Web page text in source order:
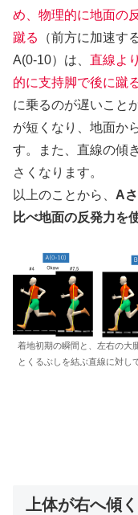
め、物理的に地面の
蹴る
（前方に加速す
A(0-10）は、 直線よ
的に支持脚で後に蹴
に乗るのが遅いこと
が短くなり、地面か
す。また、直線の傾
さくなります。
以上のことから、 A
比べ地面の反発力を
着地初期の瞬間と、左右の大
とくるぶしを結ぶ直線に対し
上体が右へ傾